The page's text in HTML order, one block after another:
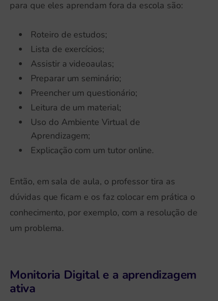
para que eles aprendam fora da escola são:
Roteiro de estudos;
Lista de exercícios;
Assistir a videoaulas;
Preparar um seminário;
Preencher um questionário;
Leitura de um material;
Uso do Ambiente Virtual de
Aprendizagem;
Explicação com um tutor online.
Então, em sala de aula, o professor tira as
dúvidas que ficam e os faz colocar em prática o
conhecimento, por exemplo, com a resolução de
um problema.
Monitoria Digital e a aprendizagem
ativa